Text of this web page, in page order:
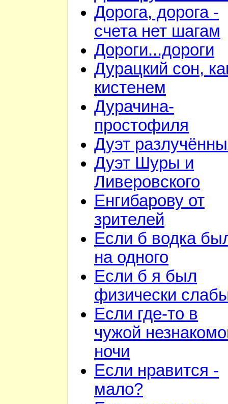
Дорога, дорога -
счета нет шагам
Дороги...дороги
Дурацкий сон,
кистенем
Дурачина-
простофиля
Дуэт
Дуэт Шуры и
Ливеровского
Енгибарову от
зрителей
Если б водка
на одного
Если б я был
физически
Если где-то в
чужой
ночи
Если нравится -
мало?